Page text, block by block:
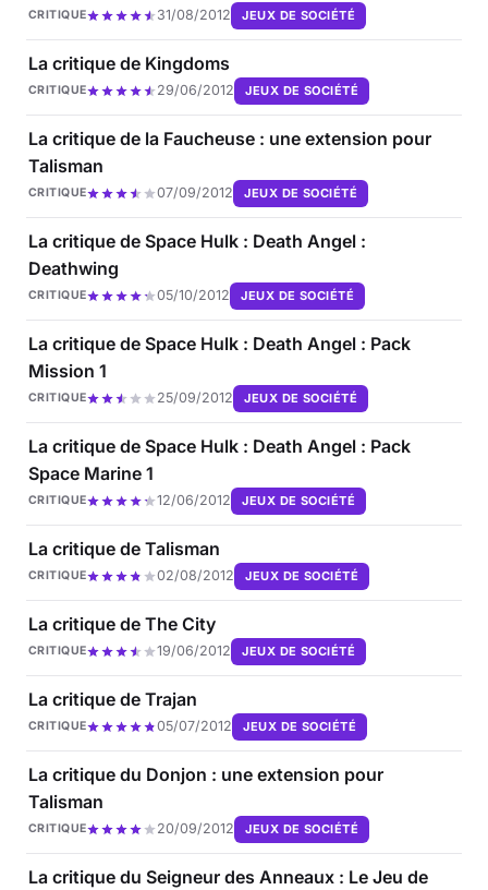
CRITIQUE 31/08/2012 JEUX DE SOCIÉTÉ
La critique de Kingdoms
CRITIQUE 29/06/2012 JEUX DE SOCIÉTÉ
La critique de la Faucheuse : une extension pour
Talisman
CRITIQUE 07/09/2012 JEUX DE SOCIÉTÉ
La critique de Space Hulk : Death Angel :
Deathwing
CRITIQUE 05/10/2012 JEUX DE SOCIÉTÉ
La critique de Space Hulk : Death Angel : Pack
Mission 1
CRITIQUE 25/09/2012 JEUX DE SOCIÉTÉ
La critique de Space Hulk : Death Angel : Pack
Space Marine 1
CRITIQUE 12/06/2012 JEUX DE SOCIÉTÉ
La critique de Talisman
CRITIQUE 02/08/2012 JEUX DE SOCIÉTÉ
La critique de The City
CRITIQUE 19/06/2012 JEUX DE SOCIÉTÉ
La critique de Trajan
CRITIQUE 05/07/2012 JEUX DE SOCIÉTÉ
La critique du Donjon : une extension pour
Talisman
CRITIQUE 20/09/2012 JEUX DE SOCIÉTÉ
La critique du Seigneur des Anneaux : Le Jeu de